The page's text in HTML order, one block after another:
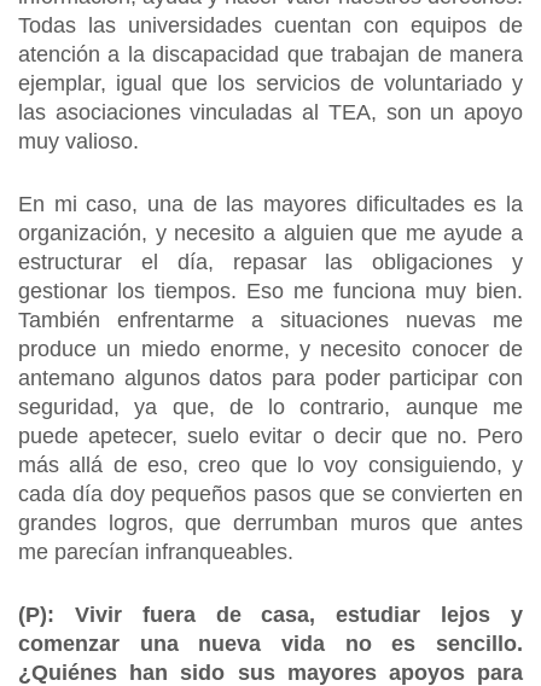
Todas las universidades cuentan con equipos de
atención a la discapacidad que trabajan de manera
ejemplar, igual que los servicios de voluntariado y
las asociaciones vinculadas al TEA, son un apoyo
muy valioso.
En mi caso, una de las mayores dificultades es la
organización, y necesito a alguien que me ayude a
estructurar el día, repasar las obligaciones y
gestionar los tiempos. Eso me funciona muy bien.
También enfrentarme a situaciones nuevas me
produce un miedo enorme, y necesito conocer de
antemano algunos datos para poder participar con
seguridad, ya que, de lo contrario, aunque me
puede apetecer, suelo evitar o decir que no. Pero
más allá de eso, creo que lo voy consiguiendo, y
cada día doy pequeños pasos que se convierten en
grandes logros, que derrumban muros que antes
me parecían infranqueables.
(P): Vivir fuera de casa, estudiar lejos y
comenzar una nueva vida no es sencillo.
¿Quiénes han sido sus mayores apoyos para